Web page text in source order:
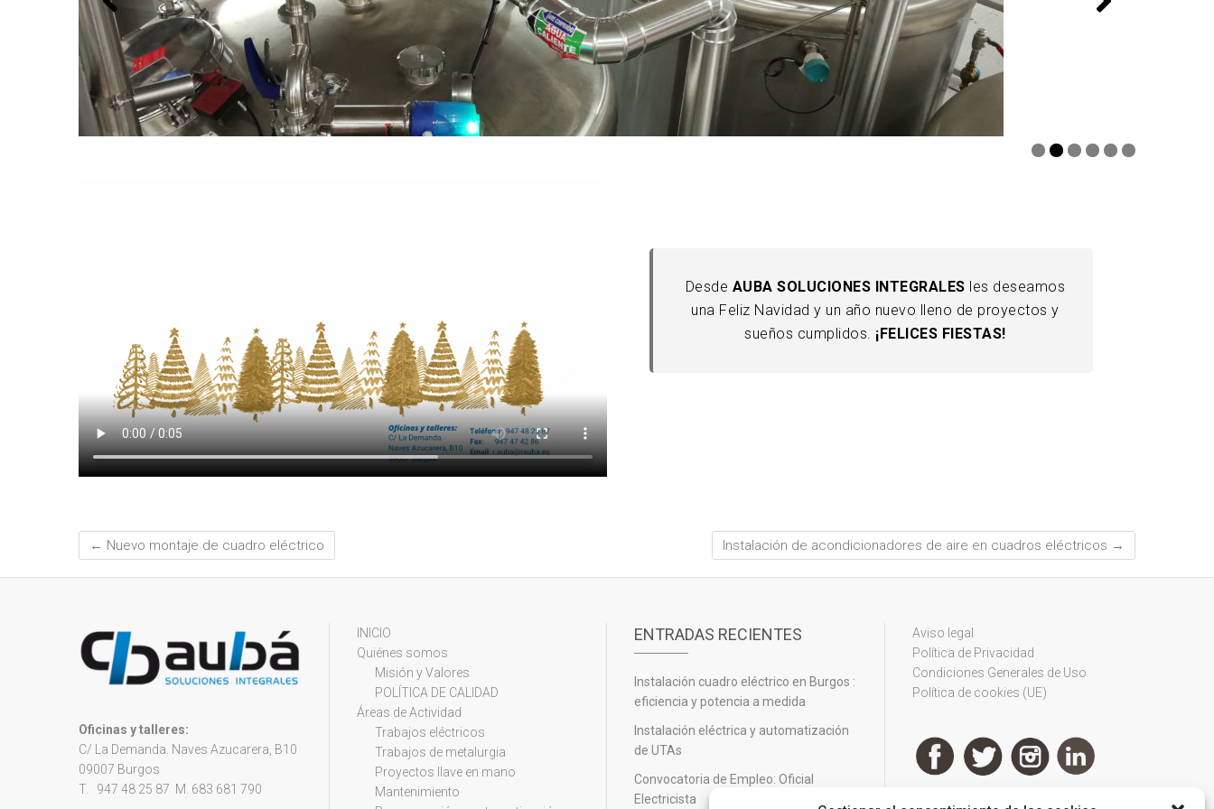
Desde AUBA SOLUCIONES INTEGRALES les deseamos
una Feliz Navidad y un año nuevo lleno de proyectos y
sueños cumplidos. ¡FELICES FIESTAS!
← Nuevo montaje de cuadro eléctrico Instalación de acondicionadores de aire en cuadros eléctricos →
Oficinas y talleres:
C/ La Demanda. Naves Azucarera, B10
09007 Burgos
T. 947 48 25 87 M. 683 681 790
INICIO
Quiénes somos
Misión y Valores
POLÍTICA DE CALIDAD
Áreas de Actividad
Trabajos eléctricos
Trabajos de metalurgia
Proyectos llave en mano
Mantenimiento
ENTRADAS RECIENTES
Instalación cuadro eléctrico en Burgos :
eficiencia y potencia a medida
Instalación eléctrica y automatización
de UTAs
Convocatoria de Empleo: Oficial
Electricista
Aviso legal
Política de Privacidad
Condiciones Generales de Uso
Política de cookies (UE)